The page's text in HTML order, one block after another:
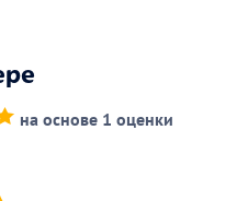
на основе 1 оценки